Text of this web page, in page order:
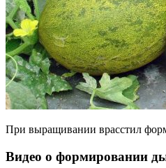
При выращивании врасстил
Видео о формировании